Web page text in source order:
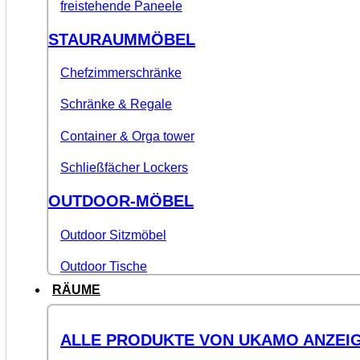
freistehende Paneele
STAURAUMMÖBEL
Chefzimmerschränke
Schränke & Regale
Container & Orga tower
Schließfächer Lockers
OUTDOOR-MÖBEL
Outdoor Sitzmöbel
Outdoor Tische
RÄUME
ALLE PRODUKTE VON UKAMO